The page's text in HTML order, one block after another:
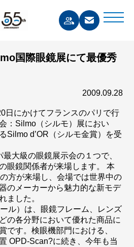
国際眼鏡展にて最優秀
2009.09.28
日にかけてフランスのパリで行
：Silmo（シルモ）展におい
Silmo d’OR（シルモ金賞）を受
大級の眼鏡展示会の１つで、
眼鏡関係者が来場します。 本
方が来場し、会場では世界中の
のメーカーから魅力的な新モデ
ました。
ル）は、眼鏡フレーム、レンズ
の各分野において優れた商品に
です。検眼機部門における、
OPD-Scan?に続き、今年も当